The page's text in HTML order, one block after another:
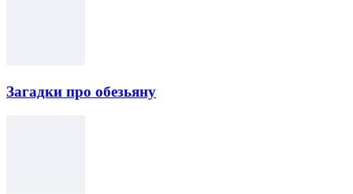
Загадки про обезьяну